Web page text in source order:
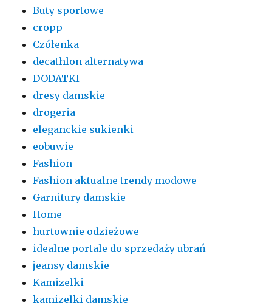
Buty sportowe
cropp
Czółenka
decathlon alternatywa
DODATKI
dresy damskie
drogeria
eleganckie sukienki
eobuwie
Fashion
Fashion aktualne trendy modowe
Garnitury damskie
Home
hurtownie odzieżowe
idealne portale do sprzedaży ubrań
jeansy damskie
Kamizelki
kamizelki damskie